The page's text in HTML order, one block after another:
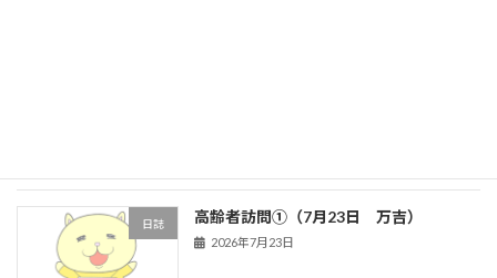
日誌 高齢者訪問①（7月23日 万吉）
2026年7月23日